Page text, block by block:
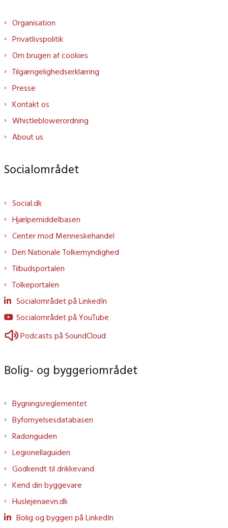
Organisation
Privatlivspolitik
Om brugen af cookies
Tilgængelighedserklæring
Presse
Kontakt os
Whistleblowerordning
About us
Socialområdet
Social.dk
Hjælpemiddelbasen
Center mod Menneskehandel
Den Nationale Tolkemyndighed
Tilbudsportalen
Tolkeportalen
Socialområdet på LinkedIn
Socialområdet på YouTube
Podcasts på SoundCloud
Bolig- og byggeriområdet
Bygningsreglementet
Byfornyelsesdatabasen
Radonguiden
Legionellaguiden
Godkendt til drikkevand
Kend din byggevare
Huslejenaevn.dk
Bolig og byggeri på LinkedIn